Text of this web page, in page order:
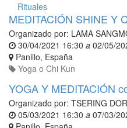
Rituales
MEDITACIÓN SHINE Y
Organizado por: LAMA
30/04/2021 16:30 a 02/05/
Panillo, España
Yoga o Chi Kun
YOGA Y MEDITACIÓN
Organizado por: TSERING
05/03/2021 16:30 a 07/03/